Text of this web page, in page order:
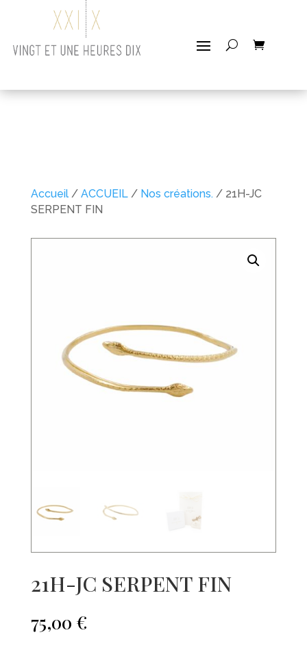
Accueil/ ACCUEIL/ Nos créations./ 21H-JC
SERPENT FIN
21H-JC SERPENT FIN
75,00 €